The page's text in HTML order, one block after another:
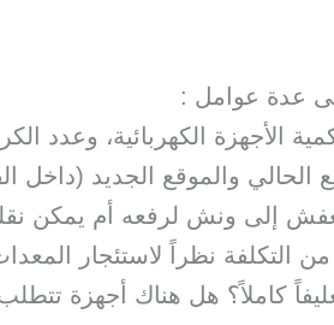
عدة عوامل :
الكهربائية، وعدد
الحالي والموقع الجديد (داخل
إلى ونش لرفعه أم يمكن
من التكلفة نظراً لاستئجار
كاملاً؟ هل هناك أجهزة